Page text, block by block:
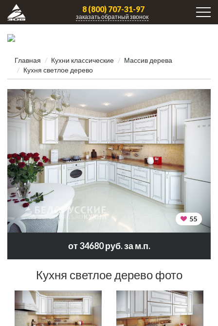
8 (800) 707-31-97
заказать обратный звонок
Главная Кухни клаcсические
Массив дерева
Кухня светлое дерево
55
от 34680 руб. за м.п.
Кухня светлое дерево фото